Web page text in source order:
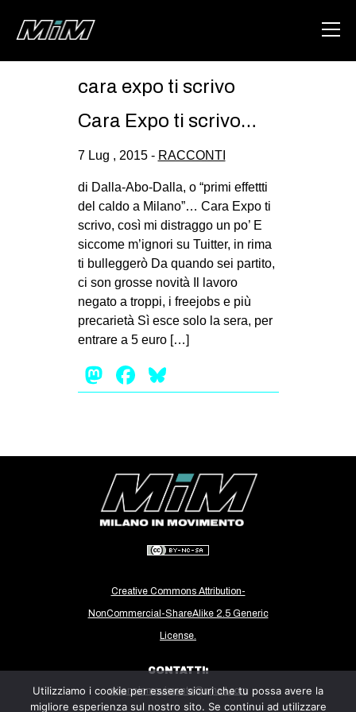
DEGENERAZIONE
GAZA FREESTYLE
CSOA LAMBRETTA
MSM
STUDENTI TSUNAMI
ZAM
MILANO
MOBILITAZIONI
MOVIMENTI
AMBIENTE
GENERI
MIGRAZIONI
PRECARIATO
REPRESSIONE
STUDENTI
cara expo ti scrivo
Cara Expo ti scrivo…
7 Lug , 2015 - RACCONTI
di Dalla-Abo-Dalla, o “primi effettti
del caldo a Milano”… Cara Expo ti
scrivo, così mi distraggo un po’ E
siccome m’ignori su Tuitter, in rima
ti bulleggerò Da quando sei partito,
ci son grosse novità Il lavoro
negato a troppi, i freejobs e più
precarietà Sì esce solo la sera, per
entrare a 5 euro […]
Mastodon
Facebook
Creative Commons Attribution-
NonCommercial-ShareAlike 2.5 Generic
License.
CONTATTI:
milanoinmovimento@gmail.com
Utilizziamo i cookie per essere sicuri che tu possa avere la
migliore esperienza sul nostro sito. Se continui ad utilizzare